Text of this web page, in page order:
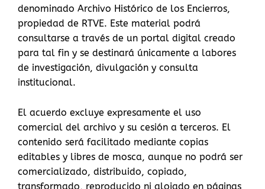
denominado Archivo Histórico de los Encierros,
propiedad de RTVE. Este material podrá
consultarse a través de un portal digital creado
para tal fin y se destinará únicamente a labores
de investigación, divulgación y consulta
institucional.
El acuerdo excluye expresamente el uso
comercial del archivo y su cesión a terceros. El
contenido será facilitado mediante copias
editables y libres de mosca, aunque no podrá ser
comercializado, distribuido, copiado,
transformado, reproducido ni alojado en páginas